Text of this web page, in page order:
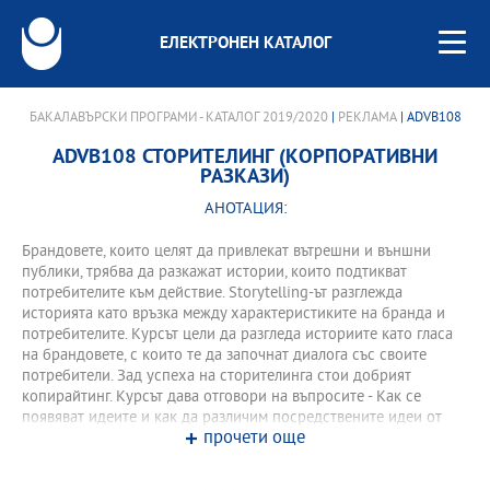
ЕЛЕКТРОНЕН КАТАЛОГ
БАКАЛАВЪРСКИ ПРОГРАМИ - КАТАЛОГ 2019/2020| РЕКЛАМА| ADVB108
ADVB108 СТОРИТЕЛИНГ (КОРПОРАТИВНИ
РАЗКАЗИ)
АНОТАЦИЯ:
Брандовете, които целят да привлекат вътрешни и външни
публики, трябва да разкажат истории, които подтикват
потребителите към действие. Storytelling-ът разглежда
историята като връзка между характеристиките на бранда и
потребителите. Курсът цели да разгледа историите като гласа
на брандовете, с които те да започнат диалога със своите
потребители. Зад успеха на сторителинга стои добрият
копирайтинг. Курсът дава отговори на въпросите - Как се
появяват идеите и как да различим посредствените идеи от
тези, които са не просто оригинални, но и вършат работа?
прочети още